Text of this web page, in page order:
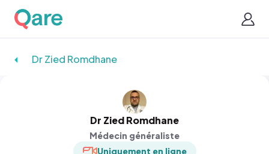
Dr Zied Romdhane
Dr Zied Romdhane
Médecin généraliste
Uniquement en ligne